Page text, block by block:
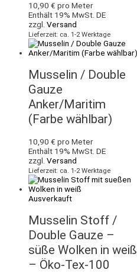
10,90 € pro Meter
Enthält 19% MwSt. DE
zzgl. Versand
Lieferzeit: ca. 1-2 Werktage
Musselin / Double
Gauze
Anker/Maritim
(Farbe wählbar)
10,90 € pro Meter
Enthält 19% MwSt. DE
zzgl. Versand
Lieferzeit: ca. 1-2 Werktage
Ausverkauft
Musselin Stoff /
Double Gauze –
süße Wolken in weiß
– Öko-Tex-100